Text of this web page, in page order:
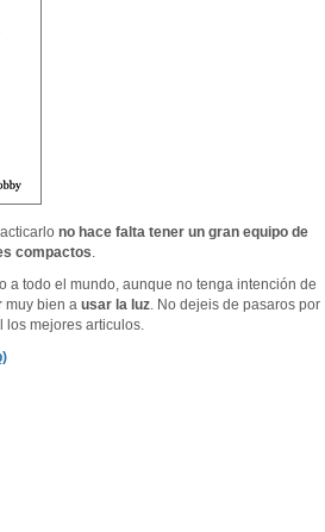
no hace falta tener un gran equipo de
compactos.
a todo el mundo, aunque no tenga intención de
muy bien a usar la luz. No dejeis de pasaros por
los mejores articulos.